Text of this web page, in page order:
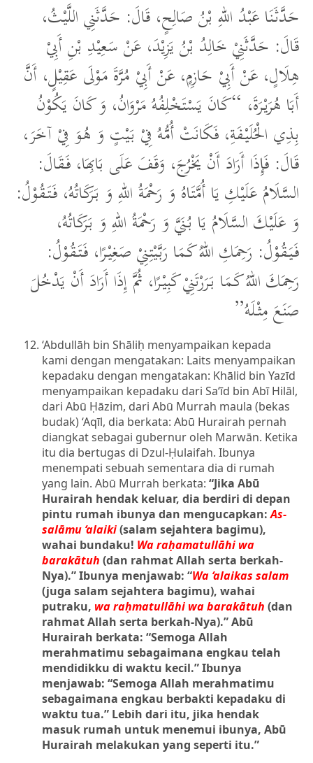
حَدَّثَنَا عَبْدُ اللهِ بْنُ صَالِحٍ، قَالَ: حَدَّثَنِي اللَّيْثُ،
قَالَ: حَدَّثَنِيْ خَالِدُ بْنُ يَزِيْدَ، عَنْ سَعِيْدِ بْنِ أَبِيْ
هِلَالٍ، عَنْ أَبِيْ حَازِمٍ، عَنْ أَبِيْ مُرَّةَ مَوْلَى عَقِيْلٍ، أَنَّ
أَبَا هُرَيْرَةَ، “كَانَ يَسْتَخْلِفُهُ مَرْوَانُ، وَ كَانَ يَكُوْنُ
بِذِي الْحُلَيْفَةِ، فَكَانَتْ أُمُّهُ فِيْ بَيْتٍ وَ هُوَ فِيْ آخَرَ،
قَالَ: فَإِذَا أَرَادَ أَنْ يَخْرُجَ، وَقَفَ عَلَى بَابِهَا، فَقَالَ:
السَّلَامُ عَلَيْكِ يَا أُمَّتَاهُ وَ رَحْمَةُ اللهِ وَ بَرَكَاتُهُ، فَتَقُوْلُ:
وَ عَلَيْكَ السَّلَامُ يَا بُنَيَّ وَ رَحْمَةُ اللهِ وَ بَرَكَاتُهُ،
فَيَقُوْلُ: رَحِمَكِ اللهُ كَمَا رَبَّيْتِنِيْ صَغِيْرًا، فَتَقُوْلُ:
رَحِمَكَ اللهُ كَمَا بَرَرْتَنِيْ كَبِيْرًا، ثُمَّ إِذَا أَرَادَ أَنْ يَدْخُلَ
صَنَعَ مِثْلَهُ”
‘Abdullāh bin Shāliḥ menyampaikan kepada
kami dengan mengatakan: Laits menyampaikan
kepadaku dengan mengatakan: Khālid bin Yazīd
menyampaikan kepadaku dari Sa‘īd bin Abī Hilāl,
dari Abū Ḥāzim, dari Abū Murrah maula (bekas
budak) ‘Aqīl, dia berkata: Abū Hurairah pernah
diangkat sebagai gubernur oleh Marwān. Ketika
itu dia bertugas di Dzul-Ḥulaifah. Ibunya
menempati sebuah sementara dia di rumah
yang lain. Abū Murrah berkata: “Jika Abū
Hurairah hendak keluar, dia berdiri di depan
pintu rumah ibunya dan mengucapkan:As-
salāmu ‘alaiki(salam sejahtera bagimu),
wahai bundaku! Wa raḥamatullāhi wa
barakātuh (dan rahmat Allah serta berkah-
Nya).” Ibunya menjawab: “Wa ‘alaikas salam
(juga salam sejahtera bagimu), wahai
putraku, wa raḥmatullāhi wa barakātuh (dan
rahmat Allah serta berkah-Nya).” Abū
Hurairah berkata: “Semoga Allah
merahmatimu sebagaimana engkau telah
mendidikku di waktu kecil.” Ibunya
menjawab: “Semoga Allah merahmatimu
sebagaimana engkau berbakti kepadaku di
waktu tua.” Lebih dari itu, jika hendak
masuk rumah untuk menemui ibunya, Abū
Hurairah melakukan yang seperti itu.”